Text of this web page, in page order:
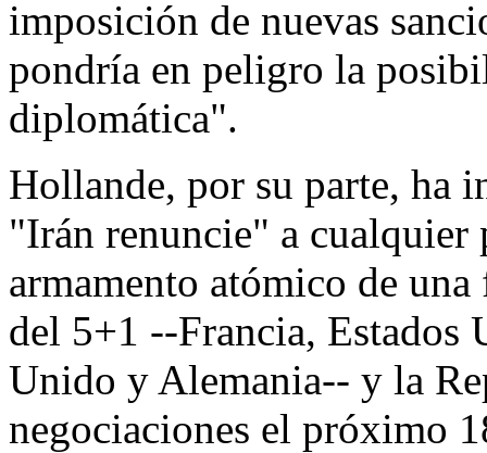
imposición de nuevas
pondría en peligro la
diplomática".
Hollande, por su parte, ha
"Irán renuncie" a cualquier
armamento atómico de
del 5+1 --Francia, Estados
Unido y Alemania-- y la
negociaciones el próximo